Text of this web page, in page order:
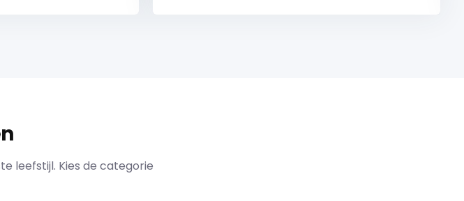
leefstijl. Kies de categorie